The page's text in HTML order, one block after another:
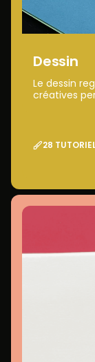
Dessin
Le dessin
créatives
28